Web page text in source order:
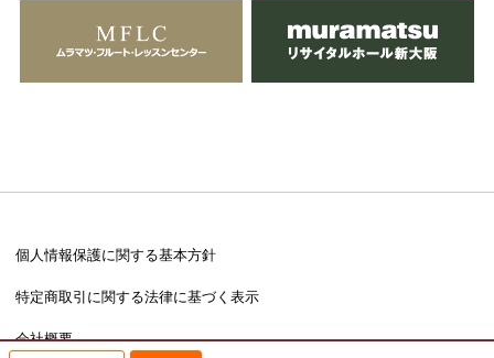
個人情報保護に関する基本方針
特定商取引に関する法律に基づく表示
会社概要